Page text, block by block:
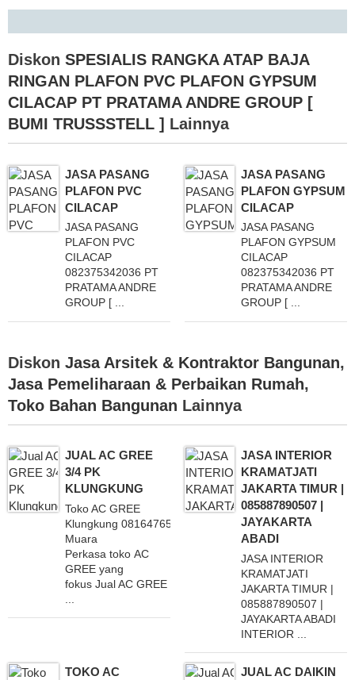
Diskon SPESIALIS RANGKA ATAP BAJA
RINGAN PLAFON PVC PLAFON GYPSUM
CILACAP PT PRATAMA ANDRE GROUP [
BUMI TRUSSSTELL ] Lainnya
JASA PASANG
PLAFON PVC
CILACAP
JASA PASANG
PLAFON PVC
CILACAP
082375342036 PT
PRATAMA ANDRE
GROUP [ ...
JASA PASANG
PLAFON GYPSUM
CILACAP
JASA PASANG
PLAFON GYPSUM
CILACAP
082375342036 PT
PRATAMA ANDRE
GROUP [ ...
Diskon Jasa Arsitek & Kontraktor Bangunan,
Jasa Pemeliharaan & Perbaikan Rumah,
Toko Bahan Bangunan Lainnya
JUAL AC GREE
3/4 PK
KLUNGKUNG
Toko AC GREE
Klungkung 081647654321 CV
Muara
Perkasa toko AC
GREE yang
fokus Jual AC GREE
JASA INTERIOR
KRAMATJATI
JAKARTA TIMUR |
085887890507 |
JAYAKARTA
ABADI
JASA INTERIOR
KRAMATJATI
JAKARTA TIMUR |
085887890507 |
JAYAKARTA ABADI
INTERIOR ...
TOKO AC
JUAL AC DAIKIN